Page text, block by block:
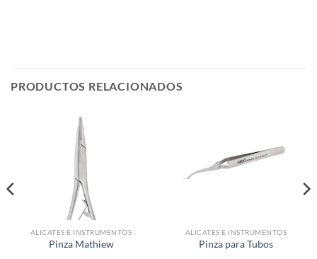
PRODUCTOS RELACIONADOS
ALICATES E INSTRUMENTOS
Pinza Mathiew
ALICATES E INSTRUMENTOS
Pinza para Tubos